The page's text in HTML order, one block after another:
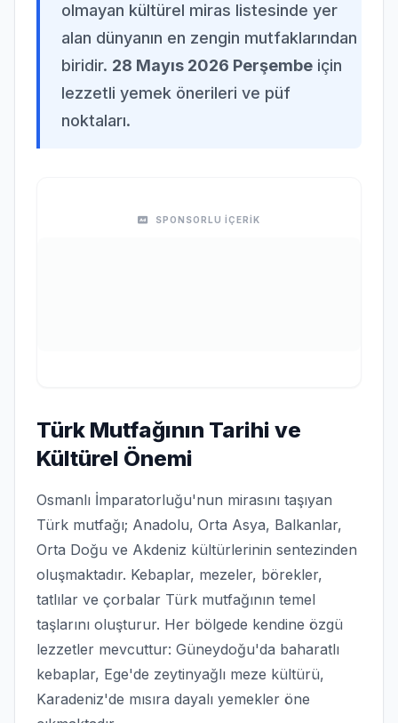
olmayan kültürel miras listesinde yer
alan dünyanın en zengin mutfaklarından
biridir. 28 Mayıs 2026 Perşembe için
lezzetli yemek önerileri ve püf
noktaları.
SPONSORLU İÇERİK
Türk Mutfağının Tarihi ve
Kültürel Önemi
Osmanlı İmparatorluğu'nun mirasını taşıyan
Türk mutfağı; Anadolu, Orta Asya, Balkanlar,
Orta Doğu ve Akdeniz kültürlerinin sentezinden
oluşmaktadır. Kebaplar, mezeler, börekler,
tatlılar ve çorbalar Türk mutfağının temel
taşlarını oluşturur. Her bölgede kendine özgü
lezzetler mevcuttur: Güneydoğu'da baharatlı
kebaplar, Ege'de zeytinyağlı meze kültürü,
Karadeniz'de mısıra dayalı yemekler öne